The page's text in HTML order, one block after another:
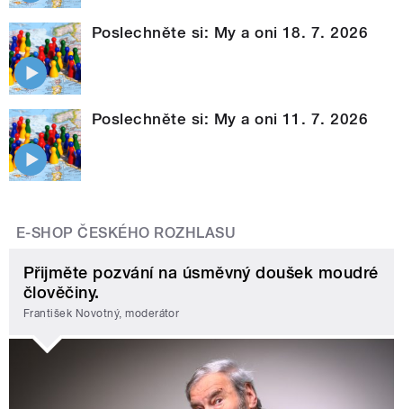
Poslechněte si: My a oni 18. 7. 2026
Poslechněte si: My a oni 11. 7. 2026
E-SHOP ČESKÉHO ROZHLASU
Přijměte pozvání na úsměvný doušek moudré
člověčiny.
František Novotný, moderátor